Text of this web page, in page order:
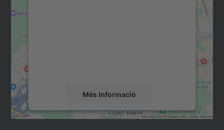
Més Informació
Accepta